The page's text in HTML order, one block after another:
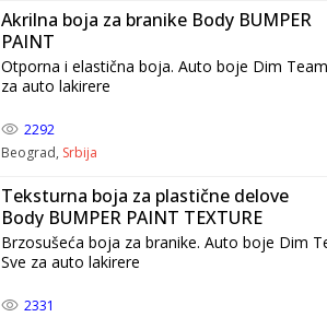
Akrilna boja za branike Body BUMPER
PAINT
Otporna i elastična boja. Auto boje Dim Team Sve
za auto lakirere
2292
Beograd, Srbija
Teksturna boja za plastične delove
Body BUMPER PAINT TEXTURE
Brzosušeća boja za branike. Auto boje Dim Team
Sve za auto lakirere
2331